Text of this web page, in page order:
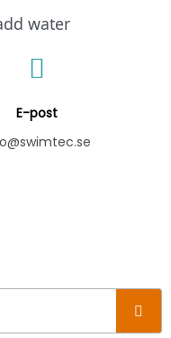
E-post